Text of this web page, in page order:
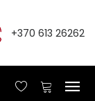
+370 613 26262